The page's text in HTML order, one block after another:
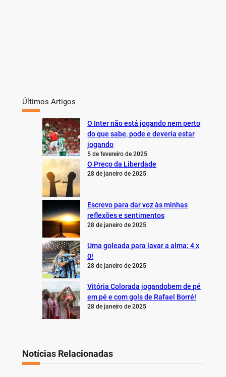
Últimos Artigos
O Inter não está jogando nem perto
do que sabe, pode e deveria estar
jogando
5 de fevereiro de 2025
O Preço da Liberdade
28 de janeiro de 2025
Escrevo para dar voz às minhas
reflexões e sentimentos
28 de janeiro de 2025
Uma goleada para lavar a alma: 4 x
0!
28 de janeiro de 2025
Vitória Colorada jogandobem de pé
em pé e com gols de Rafael Borré!
28 de janeiro de 2025
Notícias Relacionadas